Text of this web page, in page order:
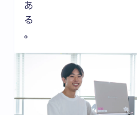
あ
る
。